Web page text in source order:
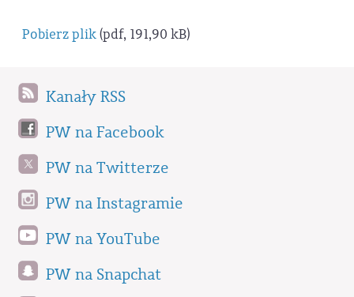
Pobierz plik(pdf, 191,90 kB)
Kanały RSS
PW na Facebook
PW na Twitterze
PW na Instagramie
PW na YouTube
PW na Snapchat